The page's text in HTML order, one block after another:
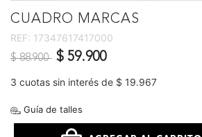
CUADRO MARCAS
REF: 17347617417000
Precio reducido de
$ 88.900 a$ 59.900
3 cuotas sin interés de $ 19.967
Guía de talles